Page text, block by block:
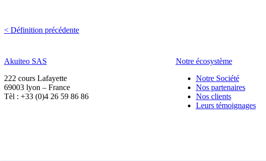
< Définition précédente
Akuiteo SAS
222 cours Lafayette
69003 lyon – France
Tèl : +33 (0)4 26 59 86 86
Notre écosystème
Notre Société
Nos partenaires
Nos clients
Leurs témoignages